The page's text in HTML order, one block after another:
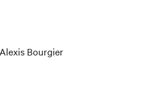
Bourgier